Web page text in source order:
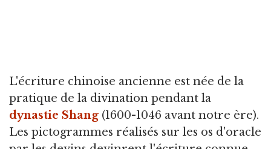
L'écriture chinoise ancienne est née de la
pratique de la divination pendant la
dynastie Shang (1600-1046 avant notre ère).
Les pictogrammes réalisés sur les os d'oracle